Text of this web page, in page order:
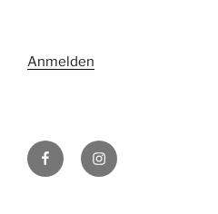
Anmelden
Folge
uns
Folge
uns